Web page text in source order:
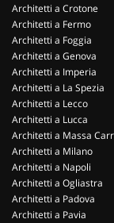
Architetti a Crotone
Architetti a Fermo
Architetti a Foggia
Architetti a Genova
Architetti a Imperia
Architetti a La Spezia
Architetti a Lecco
Architetti a Lucca
Architetti a Massa
Architetti a Milano
Architetti a Napoli
Architetti a Ogliastra
Architetti a Padova
Architetti a Pavia